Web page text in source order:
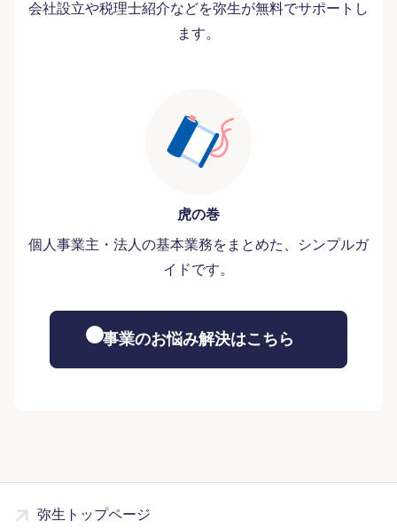
会社設立や税理士紹介などを弥生が無料でサポートし
ます。
虎の巻
個人事業主・法人の基本業務をまとめた、シンプルガ
イドです。
事業のお悩み解決はこちら
弥生トップページ